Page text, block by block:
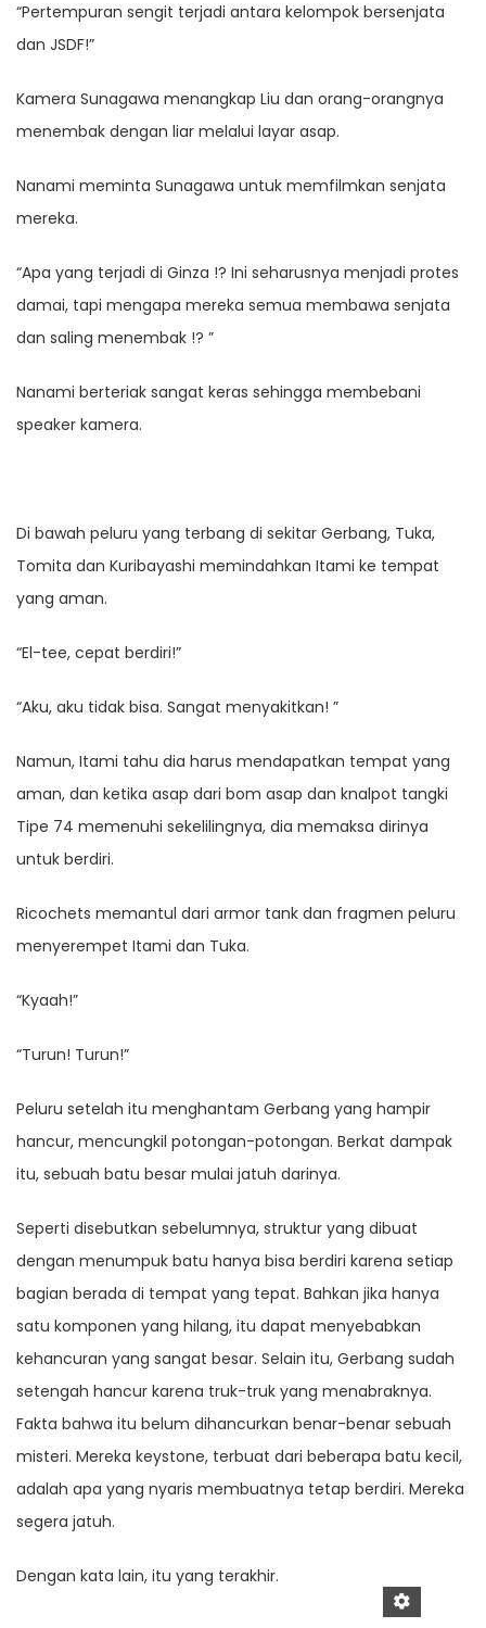
“Pertempuran sengit terjadi antara kelompok bersenjata
dan JSDF!”
Kamera Sunagawa menangkap Liu dan orang-orangnya
menembak dengan liar melalui layar asap.
Nanami meminta Sunagawa untuk memfilmkan senjata
mereka.
“Apa yang terjadi di Ginza !? Ini seharusnya menjadi protes
damai, tapi mengapa mereka semua membawa senjata
dan saling menembak !? ”
Nanami berteriak sangat keras sehingga membebani
speaker kamera.
Di bawah peluru yang terbang di sekitar Gerbang, Tuka,
Tomita dan Kuribayashi memindahkan Itami ke tempat
yang aman.
“El-tee, cepat berdiri!”
“Aku, aku tidak bisa. Sangat menyakitkan! ”
Namun, Itami tahu dia harus mendapatkan tempat yang
aman, dan ketika asap dari bom asap dan knalpot tangki
Tipe 74 memenuhi sekelilingnya, dia memaksa dirinya
untuk berdiri.
Ricochets memantul dari armor tank dan fragmen peluru
menyerempet Itami dan Tuka.
“Kyaah!”
“Turun! Turun!”
Peluru setelah itu menghantam Gerbang yang hampir
hancur, mencungkil potongan-potongan. Berkat dampak
itu, sebuah batu besar mulai jatuh darinya.
Seperti disebutkan sebelumnya, struktur yang dibuat
dengan menumpuk batu hanya bisa berdiri karena setiap
bagian berada di tempat yang tepat. Bahkan jika hanya
satu komponen yang hilang, itu dapat menyebabkan
kehancuran yang sangat besar. Selain itu, Gerbang sudah
setengah hancur karena truk-truk yang menabraknya.
Fakta bahwa itu belum dihancurkan benar-benar sebuah
misteri. Mereka keystone, terbuat dari beberapa batu kecil,
adalah apa yang nyaris membuatnya tetap berdiri. Mereka
segera jatuh.
Dengan kata lain, itu yang terakhir.